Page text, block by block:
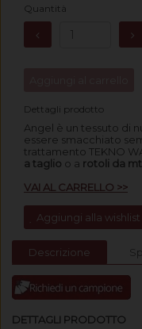
Quantità
Dettagli prodotto
Angel è un tessuto di
essere smacchiato
trattamento TEKNO
a taglio o a rotoli da
VAI AL CARRELLO >>
Aggiungi alla wishlist
Descrizione
DETTAGLI PRODOTTO